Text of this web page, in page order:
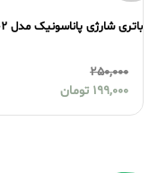
باتری شارژی پاناسونیک مدل P102 ظرفیت 600 میلی آمپر ساعت
250,000
199,000 تومان